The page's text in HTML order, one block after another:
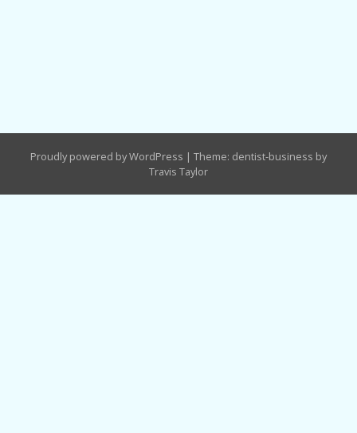
Proudly powered by WordPress | Theme: dentist-business by
Travis Taylor